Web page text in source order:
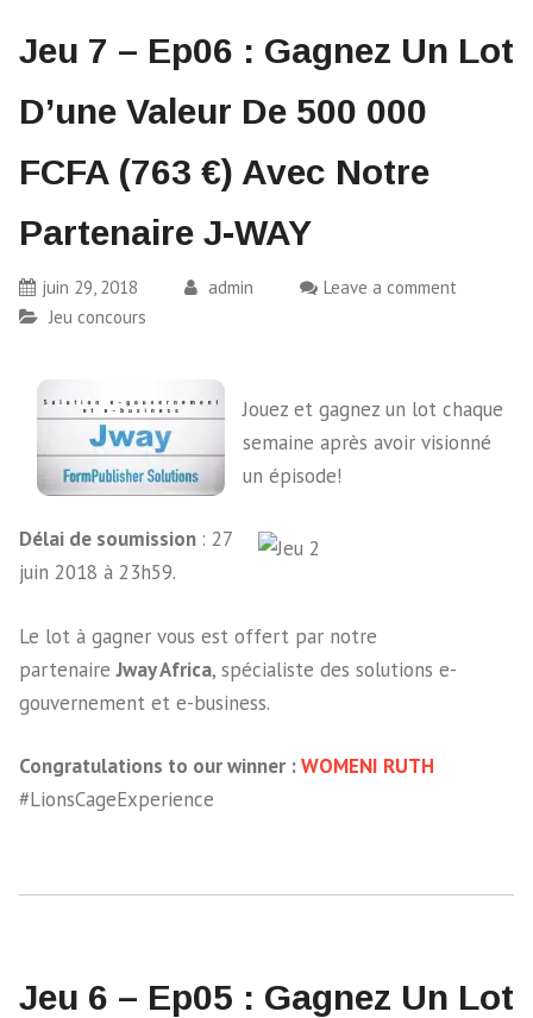
Jeu 7 – Ep06 : Gagnez Un Lot
D’une Valeur De 500 000
FCFA (763 €) Avec Notre
Partenaire J-WAY
juin 29, 2018 admin
Leave a comment
Jeu concours
Jouez et gagnez un lot chaque
semaine après avoir visionné
un épisode!
Délai de soumission : 27
juin 2018 à 23h59.
Le lot à gagner vous est offert par notre
partenaireJway Africa, spécialiste des solutions e-
gouvernement et e-business.
Congratulations to our winner :WOMENI RUTH
#LionsCageExperience
Jeu 6 – Ep05 : Gagnez Un Lot